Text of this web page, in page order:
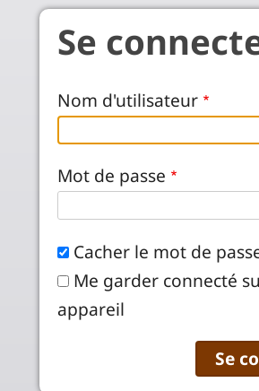
Aller au contenu principal
Se
Nom d'utilisateur
Mot de passe
Cacher le mot de
Me garder connecté
appareil